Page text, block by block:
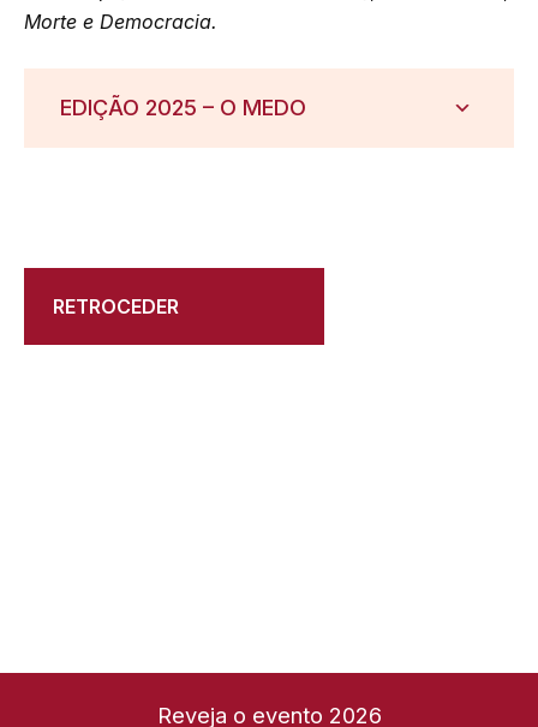
Morte e Democracia.
EDIÇÃO 2025 – O MEDO
RETROCEDER
Reveja o evento 2026